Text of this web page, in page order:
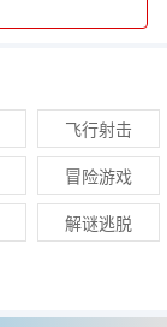
飞行射击
冒险游戏
解谜逃脱